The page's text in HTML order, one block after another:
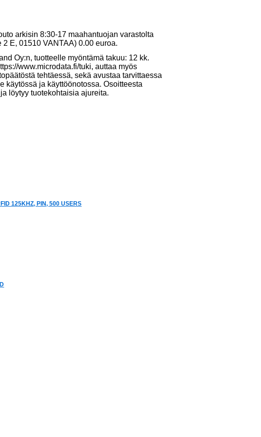
arkisin 8:30-17 maahantuojan varastolta
E, 01510 VANTAA) 0.00 euroa.
Oy:n, tuotteelle myöntämä takuu: 12 kk.
www.microdata.fi/tuki, auttaa myös
tehtäessä, sekä avustaa tarvittaessa
käytössä ja käyttöönotossa. Osoitteesta
löytyy tuotekohtaisia ajureita.
125KHZ, PIN, 500 USERS